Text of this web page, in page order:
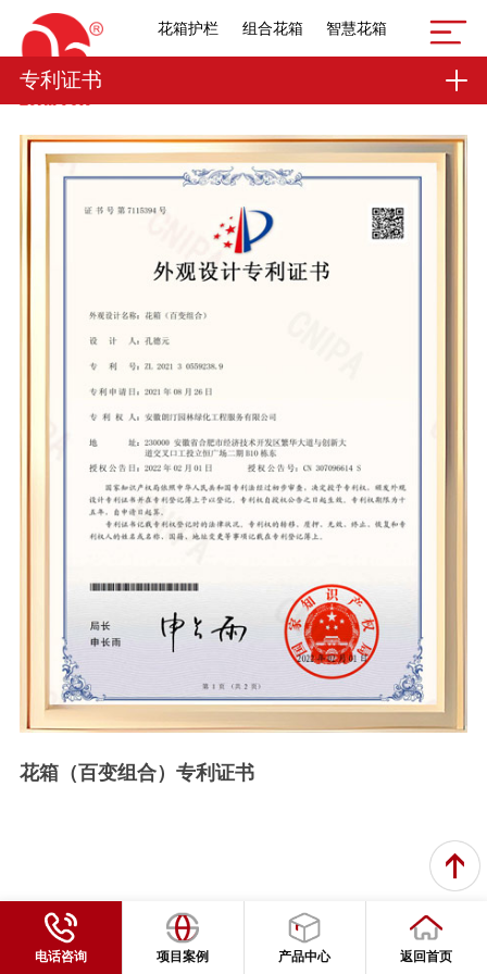
花箱护栏 组合花箱 智慧花箱
专利证书
花箱（百变组合）专利证书
电话咨询 项目案例 产品中心 返回首页